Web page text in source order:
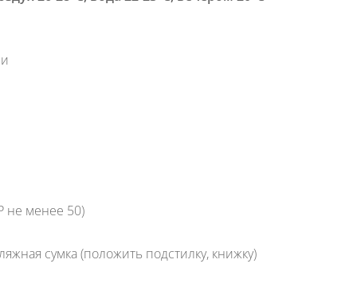
не менее 50)
сумка (положить подстилку, книжку)